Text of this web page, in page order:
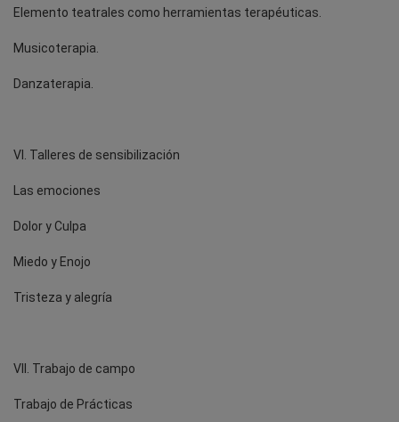
Elemento teatrales como herramientas terapéuticas.
Musicoterapia.
Danzaterapia.
VI. Talleres de sensibilización
Las emociones
Dolor y Culpa
Miedo y Enojo
Tristeza y alegría
VII. Trabajo de campo
Trabajo de Prácticas